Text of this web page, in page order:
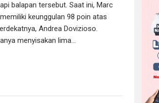
balapan tersebut. Saat ini, Marc
keunggulan 98 poin atas
Andrea Dovizioso.
menyisakan lima…